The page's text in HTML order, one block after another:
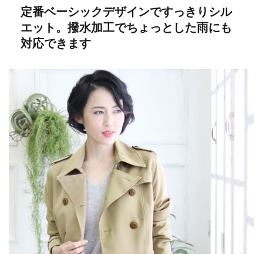
定番ベーシックデザインですっきりシル
エット。撥水加工でちょっとした雨にも
対応できます